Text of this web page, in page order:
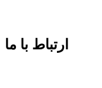
ارتباط با ما